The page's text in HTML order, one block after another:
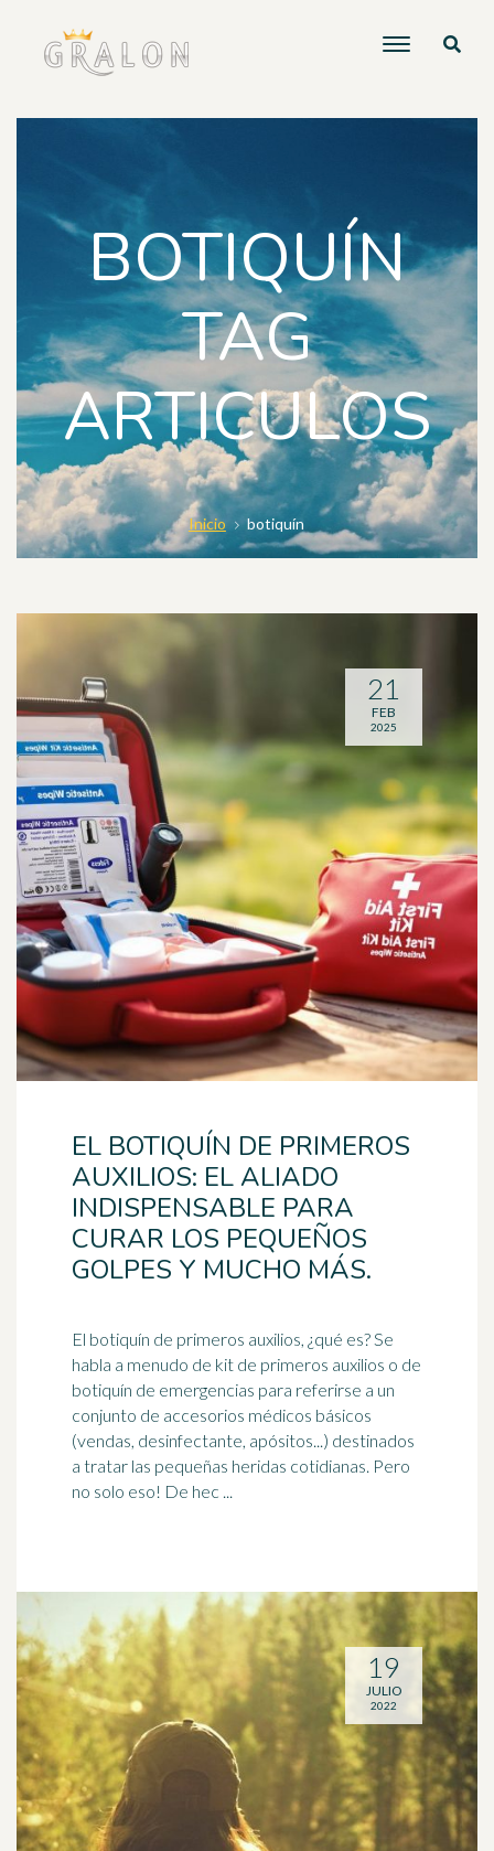
BOTIQUÍN
TAG
ARTICULOS
Inicio botiquín
EL BOTIQUÍN DE PRIMEROS
AUXILIOS: EL ALIADO
INDISPENSABLE PARA
CURAR LOS PEQUEÑOS
GOLPES Y MUCHO MÁS.
El botiquín de primeros auxilios, ¿qué es? Se
habla a menudo de kit de primeros auxilios o de
botiquín de emergencias para referirse a un
conjunto de accesorios médicos básicos
(vendas, desinfectante, apósitos...) destinados
a tratar las pequeñas heridas cotidianas. Pero
no solo eso! De hec ...
21
FEB
2025
19
JULIO
2022